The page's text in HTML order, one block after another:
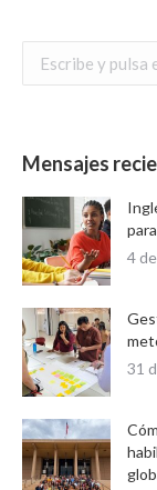
Mensajes
4
31